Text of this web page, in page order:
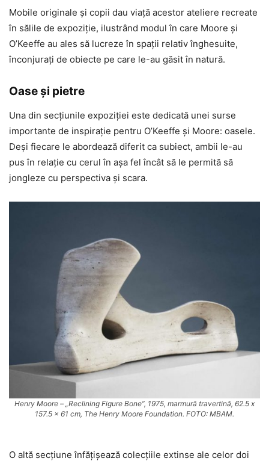
Mobile originale și copii dau viață acestor ateliere recreate
în sălile de expoziție, ilustrând modul în care Moore și
O’Keeffe au ales să lucreze în spații relativ înghesuite,
înconjurați de obiecte pe care le-au găsit în natură.
Oase și pietre
Una din secțiunile expoziției este dedicată unei surse
importante de inspirație pentru O’Keeffe și Moore: oasele.
Deși fiecare le abordează diferit ca subiect, ambii le-au
pus în relație cu cerul în așa fel încât să le permită să
jongleze cu perspectiva și scara.
Henry Moore – „Reclining Figure Bone”, 1975, marmură travertină, 62.5 x
157.5 x 61 cm, The Henry Moore Foundation. FOTO: MBAM.
O altă secțiune înfățișează colecțiile extinse ale celor doi